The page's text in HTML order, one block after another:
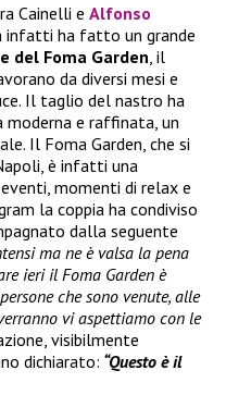
Cainelli e Alfonso
infatti ha fatto un grande
del Foma Garden , il
da diversi mesi e
Il taglio del nastro ha
moderna e raffinata, un
Il Foma Garden, che si
è infatti una
momenti di relax e
la coppia ha condiviso
dalla seguente
ma ne è valsa la pena
ieri il Foma Garden è
che sono venute, alle
vi aspettiamo con le
visibilmente
dichiarato: “Questo è il